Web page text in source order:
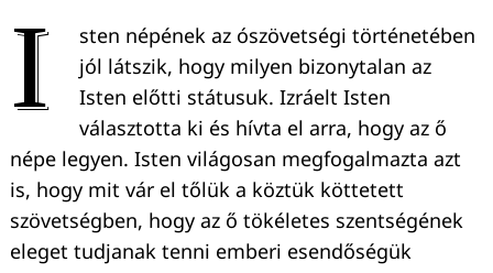
I
sten népének az ószövetségi történetében
jól látszik, hogy milyen bizonytalan az
Isten előtti státusuk. Izráelt Isten
választotta ki és hívta el arra, hogy az ő
népe legyen. Isten világosan megfogalmazta azt
is, hogy mit vár el tőlük a köztük köttetett
szövetségben, hogy az ő tökéletes szentségének
eleget tudjanak tenni emberi esendőségük